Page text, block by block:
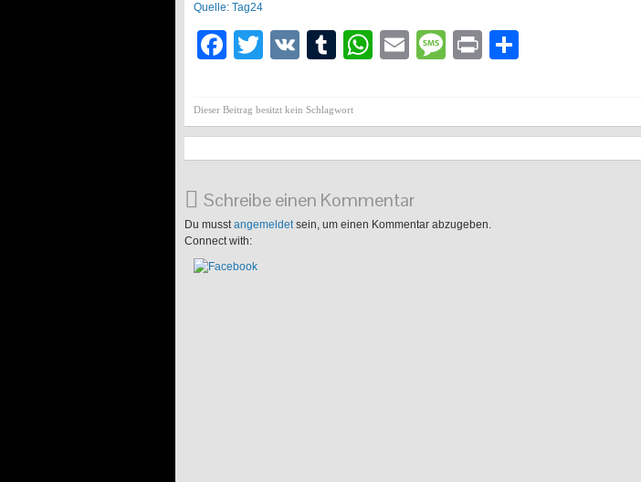
Quelle: Tag24
Facebook
Twitter
VK Tumblr
WhatsApp
EmailMessage
Print
Dieser Beitrag besitzt kein Schlagwort
Schreibe einen Kommentar
Du musstangemeldetsein, um einen Kommentar abzugeben.
Connect with: